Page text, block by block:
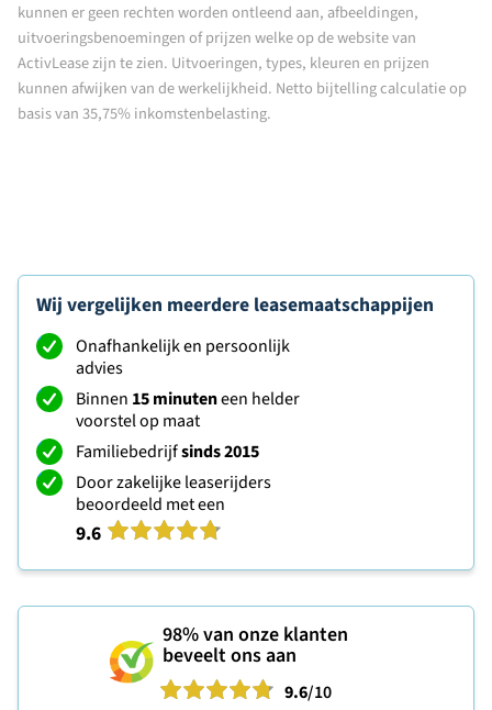
kunnen er geen rechten worden ontleend aan, afbeeldingen,
uitvoeringsbenoemingen of prijzen welke op de website van
ActivLease zijn te zien. Uitvoeringen, types, kleuren en prijzen
kunnen afwijken van de werkelijkheid. Netto bijtelling calculatie op
basis van 35,75% inkomstenbelasting.
Wij vergelijken meerdere leasemaatschappijen
Onafhankelijk en persoonlijk
advies
Binnen 15 minuteneen helder
voorstel op maat
Familiebedrijfsinds 2015
Door zakelijke leaserijders
beoordeeld met een
9.6
98%van onze klanten
beveelt ons aan
9.6/10